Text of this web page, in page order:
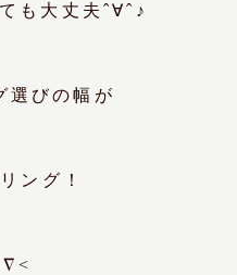
も大丈夫ˆ∀ˆ♪
選びの幅が
ング！